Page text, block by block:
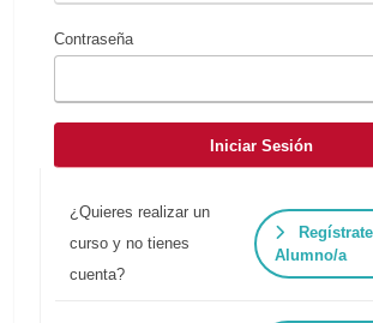
Contraseña
Iniciar Sesión
¿Quieres realizar un
curso y no tienes
cuenta?
Alumno/a